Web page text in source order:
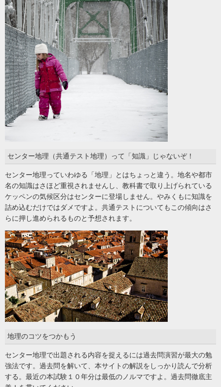
センター地理（共通テスト地理）って「知識」じゃないぞ！
センター地理っていわゆる「地理」とはちょっと違う。地名や都市
名の知識はさほど重視されませんし、教科書で取り上げられている
ケッペンの気候区分はセンターに登場しません。やみくもに知識を
詰め込むだけではダメですよ。共通テストについてもこの傾向はさ
らに押し進められるものと予想されます。
地理のコツをつかもう
センター地理で出題される内容を捉えるには過去問演習が最大の勉
強法です。過去問を解いて、本サイトの解説をしっかり読んで分析
する。最近の本試験１０年分は最低のノルマですよ。過去問徹底主